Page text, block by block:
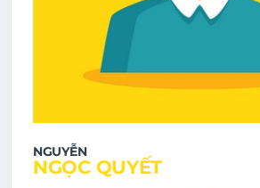
NGUYỄN
NGỌC QUYẾT